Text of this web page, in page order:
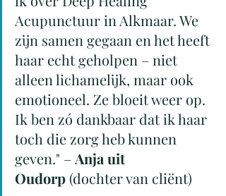
Acupunctuur in Alkmaar. We
zijn samen gegaan en het heeft
haar echt geholpen – niet
alleen lichamelijk, maar ook
emotioneel. Ze bloeit weer op.
Ik ben zó dankbaar dat ik haar
toch die zorg heb kunnen
geven." – Anja uit
Oudorp (dochter van cliënt)